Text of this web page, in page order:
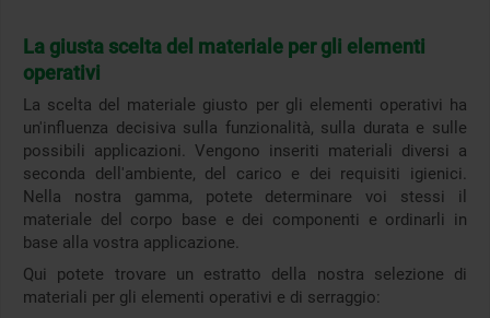
La giusta scelta del materiale per gli elementi
operativi
La scelta del materiale giusto per gli elementi operativi ha
un'influenza decisiva sulla funzionalità, sulla durata e sulle
possibili applicazioni. Vengono inseriti materiali diversi a
seconda dell'ambiente, del carico e dei requisiti igienici.
Nella nostra gamma, potete determinare voi stessi il
materiale del corpo base e dei componenti e ordinarli in
base alla vostra applicazione.
Qui potete trovare un estratto della nostra selezione di
materiali per gli elementi operativi e di serraggio: